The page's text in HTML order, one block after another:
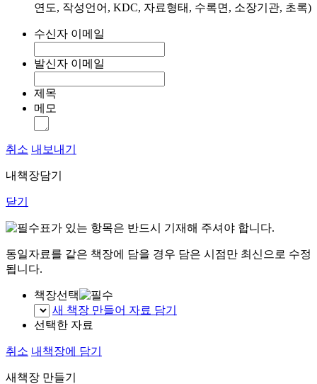
연도, 작성언어, KDC, 자료형태, 수록면, 소장기관, 초록)
수신자 이메일
발신자 이메일
제목
메모
취소 내보내기
내책장담기
닫기
표가 있는 항목은 반드시 기재해 주셔야 합니다.
동일자료를 같은 책장에 담을 경우 담은 시점만 최신으로 수정
됩니다.
책장선택
새 책장 만들어 자료 담기
선택한 자료
취소 내책장에 담기
새책장 만들기